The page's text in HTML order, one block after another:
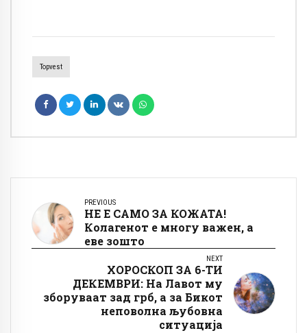
Topvest
PREVIOUS
НЕ Е САМО ЗА КОЖАТА!
Колагенот е многу важен, а
еве зошто
NEXT
ХОРОСКОП ЗА 6-ТИ
ДЕКЕМВРИ: На Лавот му
зборуваат зад грб, а за Бикот
неповолна љубовна
ситуација